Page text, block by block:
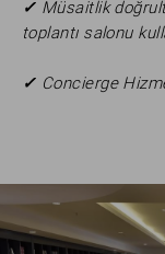
✓ Müsaitlik
toplantı salonu
✓ Concierge